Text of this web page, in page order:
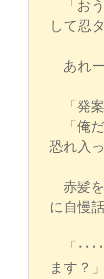
「おう
して忍
あれー
「発案
「俺だ
恐れ入
赤髪を
に自慢
「･･･
ます？」